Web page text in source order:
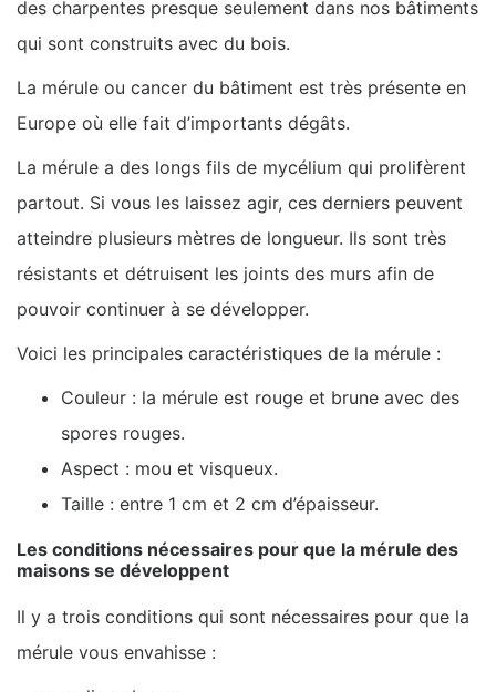
des charpentes presque seulement dans nos bâtiments
qui sont construits avec du bois.
La mérule ou cancer du bâtiment est très présente en
Europe où elle fait d’importants dégâts.
La mérule a des longs fils de mycélium qui prolifèrent
partout. Si vous les laissez agir, ces derniers peuvent
atteindre plusieurs mètres de longueur. Ils sont très
résistants et détruisent les joints des murs afin de
pouvoir continuer à se développer.
Voici les principales caractéristiques de la mérule :
Couleur : la mérule est rouge et brune avec des
spores rouges.
Aspect : mou et visqueux.
Taille : entre 1 cm et 2 cm d’épaisseur.
Les conditions nécessaires pour que la mérule des
maisons se développent
Il y a trois conditions qui sont nécessaires pour que la
mérule vous envahisse :